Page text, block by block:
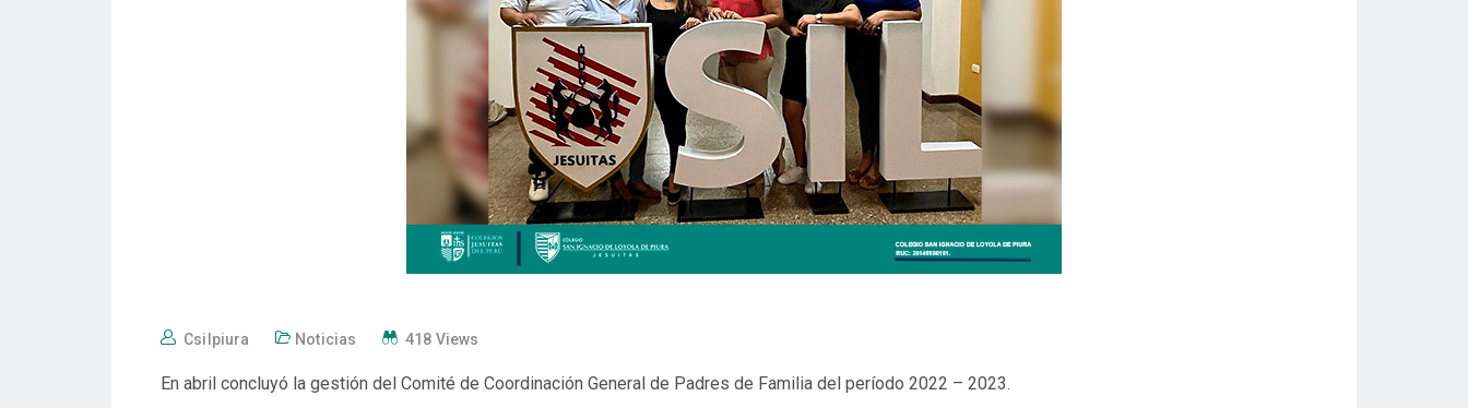
Csilpiura Noticias 418 Views
En abril concluyó la gestión del Comité de Coordinación General de Padres de Familia del período 2022 – 2023.